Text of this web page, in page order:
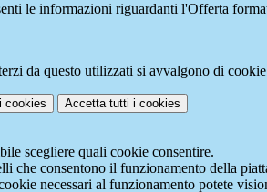
le informazioni riguardanti l'Offerta
da questo utilizzati si avvalgono di
i cookies Accetta tutti i cookies
scegliere quali cookie consentire.
che consentono il funzionamento della
necessari al funzionamento potete